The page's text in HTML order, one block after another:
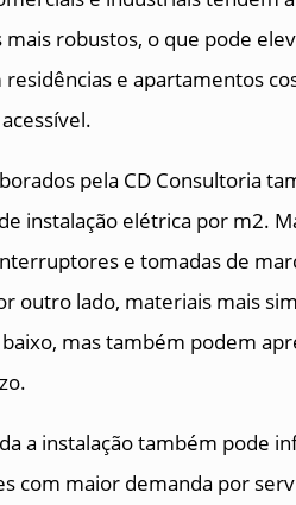
robustos, o que pode
e apartamentos
pela CD Consultoria
instalação elétrica por m2.
e tomadas de
outro lado, materiais mais
mas também podem
a instalação também pode
com maior demanda por